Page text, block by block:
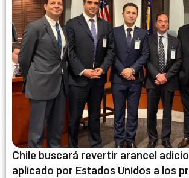
Chile buscará revertir arancel
aplicado por Estados Unidos a los